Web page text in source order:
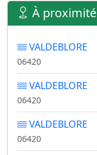
À proximité
VALDEBLORE
06420
VALDEBLORE
06420
VALDEBLORE
06420